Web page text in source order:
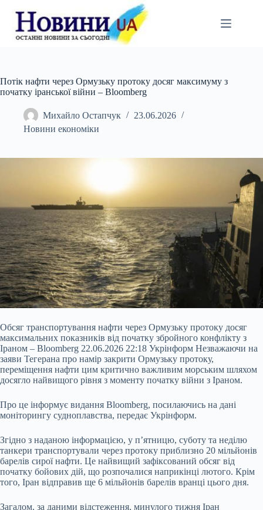
вмісту
Потік нафти через Ормузьку протоку досяг максимуму з
початку іранської війни – Bloomberg
Михайло Остапчук
23.06.2026
Новини економіки
Обсяг транспортування нафти через Ормузьку протоку досяг
максимальних показників від початку збройного конфлікту з
Іраном – Bloomberg 22.06.2026 22:18 Укрінформ Незважаючи на
заяви Тегерана про намір закрити Ормузьку протоку,
переміщення нафти цим критично важливим морським шляхом
досягло найвищого рівня з моменту початку війни з Іраном.
Про це інформує видання Bloomberg, посилаючись на дані
моніторингу судноплавства, передає Укрінформ.
Згідно з наданою інформацією, у п’ятницю, суботу та неділю
танкери транспортували через протоку приблизно 20 мільйонів
барелів сирої нафти. Це найвищий зафіксований обсяг від
початку бойових дій, що розпочалися наприкінці лютого. Крім
того, Іран відправив ще 6 мільйонів барелів вранці цього дня.
Загалом, за даними відстеження, минулого тижня Іран